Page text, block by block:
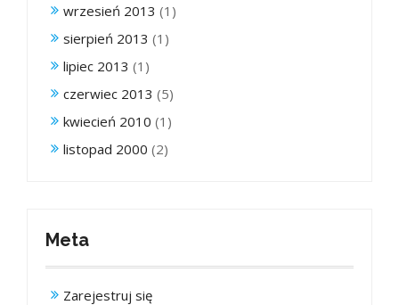
wrzesień 2013 (1)
sierpień 2013 (1)
lipiec 2013 (1)
czerwiec 2013 (5)
kwiecień 2010 (1)
listopad 2000 (2)
Meta
Zarejestruj się